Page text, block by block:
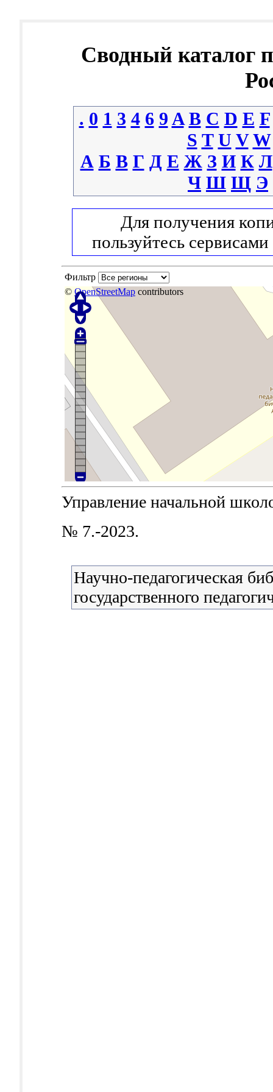
Сводный каталог
. 0 1 3 4 6 9 A B C D E F
S T U V W
А Б В Г Д Е Ж З И К Л
Ч Ш Щ Э
Для получения
пользуйтесь сервисами
Фильтр
© OpenStreetMap contributors
Управление начальной
№ 7.-2023.
Научно-педагогическая
государственного